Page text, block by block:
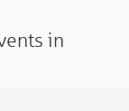
in